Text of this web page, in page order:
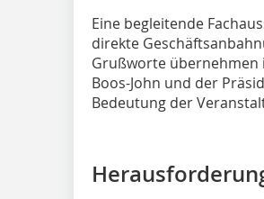
Eine begleitende
direkte
Grußworte übernehmen
Boos-John und der
Bedeutung der